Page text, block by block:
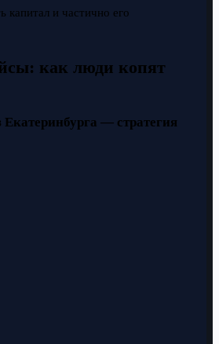
капитал и частично его
как люди копят
— стратегия